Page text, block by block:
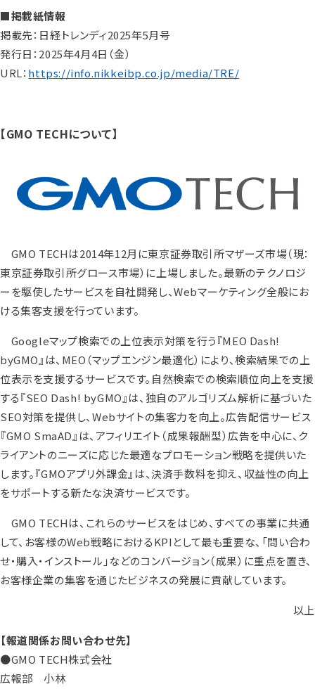
■掲載紙情報
掲載先：日経トレンディ2025年5月号
発行日：2025年4月4日（金）
URL： https://info.nikkeibp.co.jp/media/TRE/
【GMO TECHについて】
GMO TECHは2014年12月に東京証券取引所マザーズ市場（現：
東京証券取引所グロース市場）に上場しました。最新のテクノロジ
ーを駆使したサービスを自社開発し、Webマーケティング全般にお
ける集客支援を行っています。
Googleマップ検索での上位表示対策を行う『MEO Dash!
byGMO』は、MEO（マップエンジン最適化）により、検索結果での上
位表示を支援するサービスです。自然検索での検索順位向上を支援
する『SEO Dash! byGMO』は、独自のアルゴリズム解析に基づいた
SEO対策を提供し、Webサイトの集客力を向上。広告配信サービス
『GMO SmaAD』は、アフィリエイト（成果報酬型）広告を中心に、ク
ライアントのニーズに応じた最適なプロモーション戦略を提供いた
します。『GMOアプリ外課金』は、決済手数料を抑え、収益性の向上
をサポートする新たな決済サービスです。
GMO TECHは、これらのサービスをはじめ、すべての事業に共通
して、お客様のWeb戦略におけるKPIとして最も重要な、「問い合わ
せ・購入・インストール」などのコンバージョン（成果）に重点を置き、
お客様企業の集客を通じたビジネスの発展に貢献しています。
以上
【報道関係お問い合わせ先】
●GMO TECH株式会社
広報部 小林